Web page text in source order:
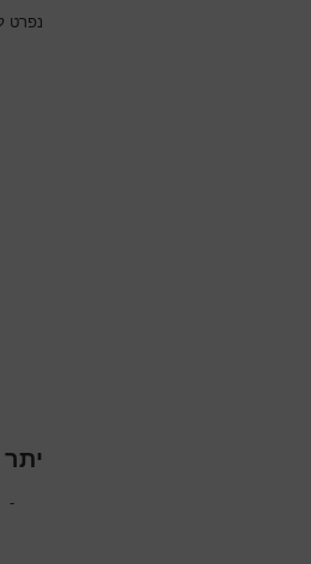
נפרט
-